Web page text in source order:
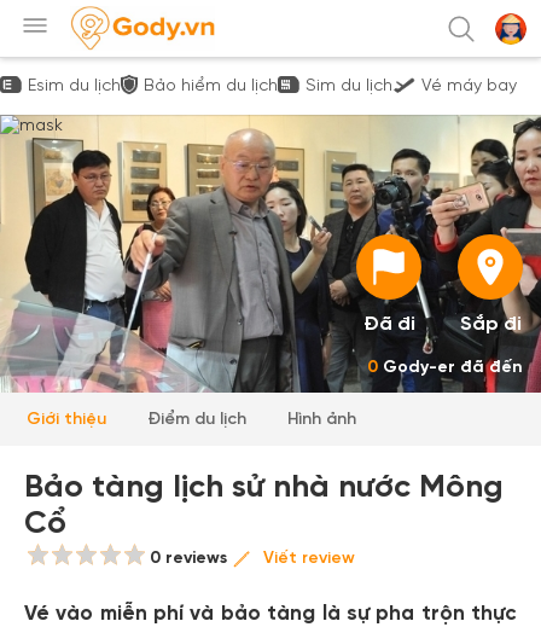
Esim du lịch Bảo hiểm du lịch Sim du lịch Vé máy bay
Đã đi Sắp đi
0 Gody-er đã đến
Giới thiệu Điểm du lịch Hình ảnh
Bảo tàng lịch sử nhà nước Mông
Cổ
0 reviews Viết review
Vé vào miễn phí và bảo tàng là sự pha trộn thực